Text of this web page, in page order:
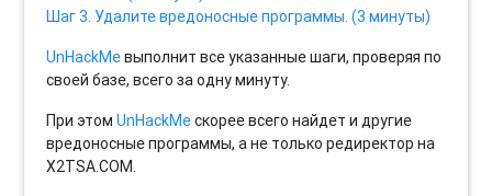
Шаг 3. Удалите вредоносные программы. (3 минуты)
UnHackMeвыполнит все указанные шаги, проверяя по
своей базе, всего за одну минуту.
При этомUnHackMeскорее всего найдет и другие
вредоносные программы, а не только редиректор на
X2TSA.COM.